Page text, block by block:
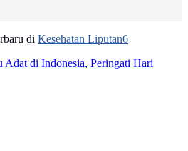
di Kesehatan Liputan6
Adat di Indonesia, Peringati Hari